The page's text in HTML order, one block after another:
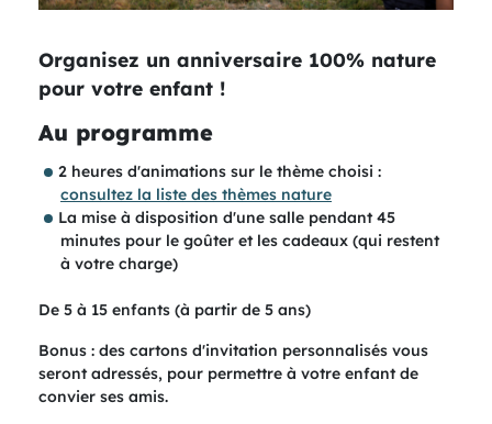
Organisez un anniversaire 100% nature
pour votre enfant !
Au programme
2 heures d'animations sur le thème choisi :
consultez la liste des thèmes nature
La mise à disposition d'une salle pendant 45
minutes pour le goûter et les cadeaux (qui restent
à votre charge)
De 5 à 15 enfants (à partir de 5 ans)
Bonus : des cartons d'invitation personnalisés vous
seront adressés, pour permettre à votre enfant de
convier ses amis.